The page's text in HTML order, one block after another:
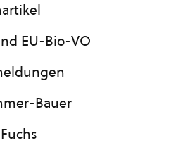
EU-Bio-VO
Bauer